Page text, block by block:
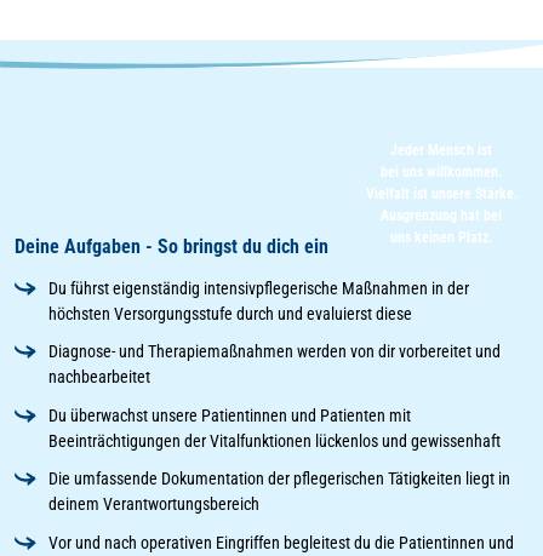
Jeder Mensch ist
bei uns willkommen.
Vielfalt ist unsere Stärke.
Ausgrenzung hat bei
uns keinen Platz.
Deine Aufgaben - So bringst du dich ein
Du führst eigenständig intensivpflegerische Maßnahmen in der
höchsten Versorgungsstufe durch und evaluierst diese
Diagnose- und Therapiemaßnahmen werden von dir vorbereitet und
nachbearbeitet
Du überwachst unsere Patientinnen und Patienten mit
Beeinträchtigungen der Vitalfunktionen lückenlos und gewissenhaft
Die umfassende Dokumentation der pflegerischen Tätigkeiten liegt in
deinem Verantwortungsbereich
Vor und nach operativen Eingriffen begleitest du die Patientinnen und